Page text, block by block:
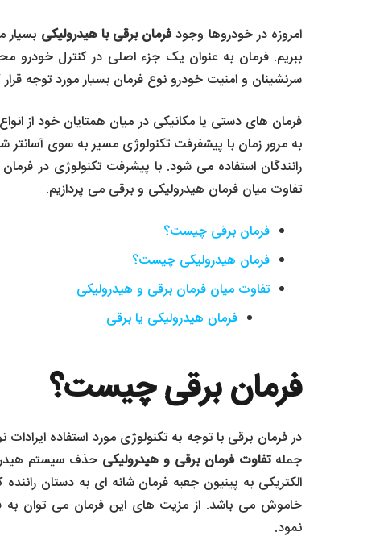
امروزه در خودروها وجودفرمان برقی با هیدرولیکی بسیار
ببریم. فرمان به عنوان یک جزء اصلی در کنترل
سرنشینان و امنیت خودرو نوع فرمان بسیار مورد توجه
فرمان های دستی یا مکانیکی در میان همتایان خود از
به مرور زمان با پیشفرفت تکنولوژی مسیر به سوی آسانتر
رانندگان استفاده می شود. با پیشرفت تکنولوژی در
تفاوت میان فرمان هیدرولیکی و برقی می پردازیم.
فرمان برقی چیست؟
فرمان هیدرولیکی چیست؟
تفاوت میان فرمان برقی و هیدرولیکی
فرمان هیدرولیکی یا برقی
فرمان برقی چیست؟
در فرمان برقی با توجه به تکنولوژی مورد استفاده
جملهتفاوت فرمان برقی و هیدرولیکی حذف سیستم
الکتریکی به پینیون جعبه فرمان شانه ای به دستان
خاموش می باشد. از مزیت های این فرمان می توان به
نمود.